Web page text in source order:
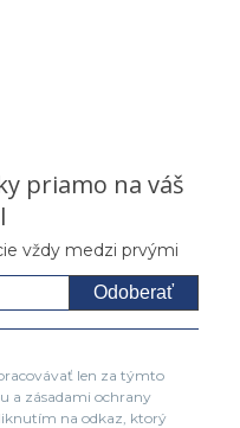
priamo na váš
vždy medzi prvými
Odoberať
len za týmto
a zásadami ochrany
na odkaz, ktorý